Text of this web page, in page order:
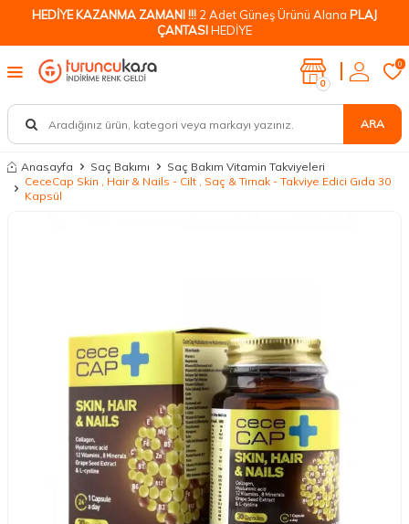
HEDİYE KAZANMA ZAMANI !!! 2 Adet Güneş Ürünü Alana PLAJ
ÇANTASIHEDİYE
ARA
0
0
Anasayfa Saç Bakımı
Saç Bakım Vitamin Takviyeleri
CeceCap Skin , Hair & Nails - Cilt , Saç & Tırnak - Takviye Edici Gıda 30
Kapsül